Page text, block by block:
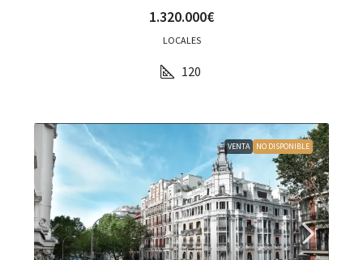
1.320.000€
LOCALES
120
VENTA NO DISPONIBLE